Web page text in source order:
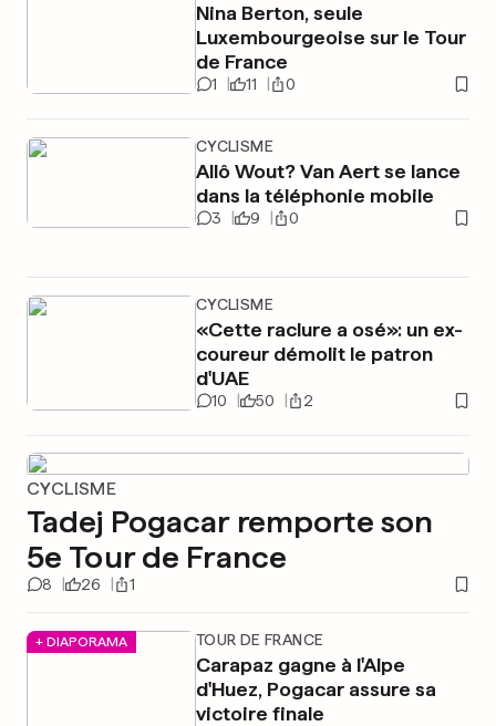
Nina Berton, seule
Luxembourgeoise sur le Tour
de France
1 11 0
CYCLISME
Allô Wout? Van Aert se lance
dans la téléphonie mobile
3 9 0
CYCLISME
«Cette raclure a osé»: un ex-
coureur démolit le patron
d'UAE
10 50 2
CYCLISME
Tadej Pogacar remporte son
5e Tour de France
8 26 1
+ DIAPORAMA TOUR DE FRANCE
Carapaz gagne à l'Alpe
d'Huez, Pogacar assure sa
victoire finale